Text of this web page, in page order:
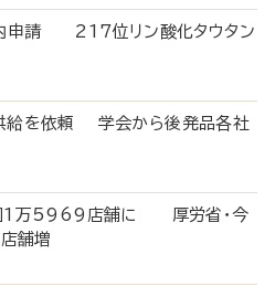
内申請 217位リン酸化タウタン
給を依頼 学会から後発品各社
1万5969店舗に 厚労省・今
舗増